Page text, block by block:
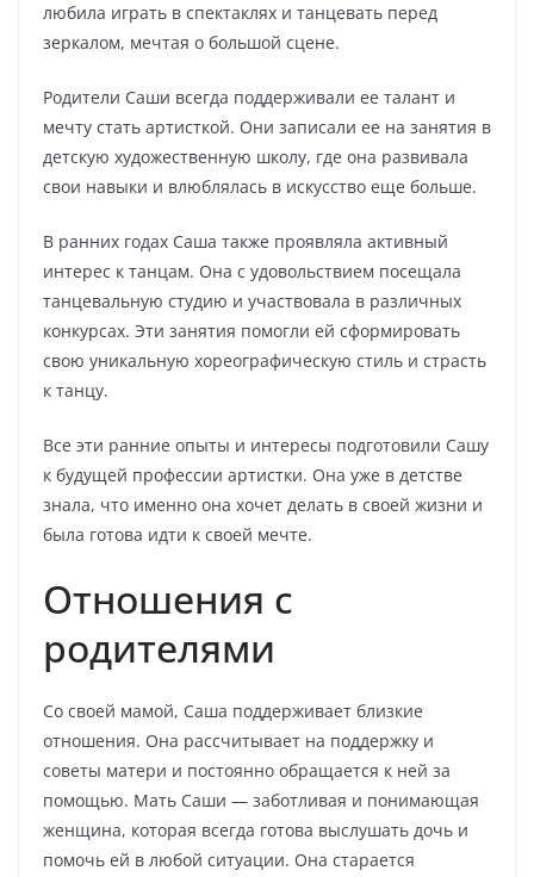
любила играть в спектаклях и танцевать перед
зеркалом, мечтая о большой сцене.
Родители Саши всегда поддерживали ее талант и
мечту стать артисткой. Они записали ее на занятия в
детскую художественную школу, где она развивала
свои навыки и влюблялась в искусство еще больше.
В ранних годах Саша также проявляла активный
интерес к танцам. Она с удовольствием посещала
танцевальную студию и участвовала в различных
конкурсах. Эти занятия помогли ей сформировать
свою уникальную хореографическую стиль и страсть
к танцу.
Все эти ранние опыты и интересы подготовили Сашу
к будущей профессии артистки. Она уже в детстве
знала, что именно она хочет делать в своей жизни и
была готова идти к своей мечте.
Отношения с
родителями
Со своей мамой, Саша поддерживает близкие
отношения. Она рассчитывает на поддержку и
советы матери и постоянно обращается к ней за
помощью. Мать Саши — заботливая и понимающая
женщина, которая всегда готова выслушать дочь и
помочь ей в любой ситуации. Она старается